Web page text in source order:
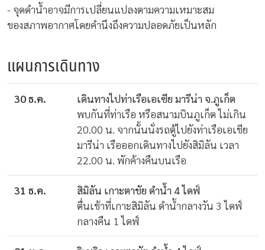
- จุดดำน้ำอาจมีการเปลี่ยนแปลงตามความเหมาะสม
ของสภาพอากาศโดยคำนึงถึงความปลอดภัยเป็นหลัก
แผนการเดินทาง
30 ธ.ค.
เดินทางไปท่าเรือเอเซีย มารีน่า จ.ภูเก็ต
พบกันที่ท่าเรือ หรือสนามบินภูเก็ต ไม่เกิน
20.00 น. จากนั้นนั่งรถตู้ไปยังท่าเรือเอเชีย
มารีน่า เรือออกเดินทางไปยังสิมิลัน เวลา
22.00 น. พักค้างคืนบนเรือ
31 ธ.ค.
สิมิลัน เกาะตาชัย ดำน้ำ 4 ไดฟ์
ตื่นเช้าที่เกาะสิมิลัน ดำน้ำกลางวัน 3 ไดฟ์
กลางคืน 1 ไดฟ์